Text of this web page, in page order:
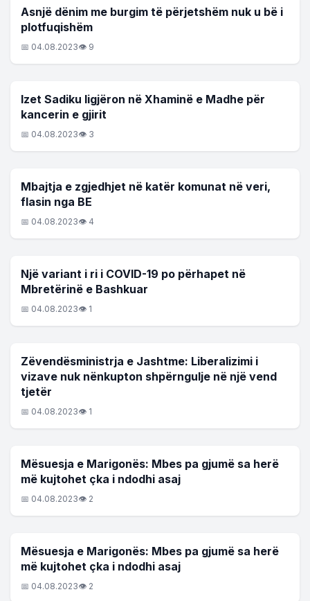
LAJME
Asnjë dënim me burgim të përjetshëm nuk u bë i
plotfuqishëm
📅 04.08.2023👁 9
LAJME
Izet Sadiku ligjëron në Xhaminë e Madhe për
kancerin e gjirit
📅 04.08.2023👁 3
LAJME
Mbajtja e zgjedhjet në katër komunat në veri,
flasin nga BE
📅 04.08.2023👁 4
LAJME
Një variant i ri i COVID-19 po përhapet në
Mbretërinë e Bashkuar
📅 04.08.2023👁 1
LAJME
Zëvendësministrja e Jashtme: Liberalizimi i
vizave nuk nënkupton shpërngulje në një vend
tjetër
📅 04.08.2023👁 1
LAJME
Mësuesja e Marigonës: Mbes pa gjumë sa herë
më kujtohet çka i ndodhi asaj
📅 04.08.2023👁 2
LAJME
Mësuesja e Marigonës: Mbes pa gjumë sa herë
më kujtohet çka i ndodhi asaj
📅 04.08.2023👁 2